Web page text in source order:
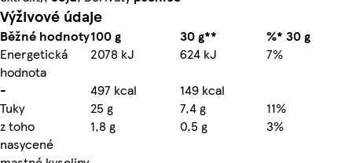
Výživové údaje
Běžné hodnoty100 g 30 g**
%* 30 g
Energetická
hodnota
2078 kJ 624 kJ
7%
-
497 kcal
149 kcal
Tuky
25 g 7,4 g
11%
z toho
nasycené
1,8 g 0,5 g 3%